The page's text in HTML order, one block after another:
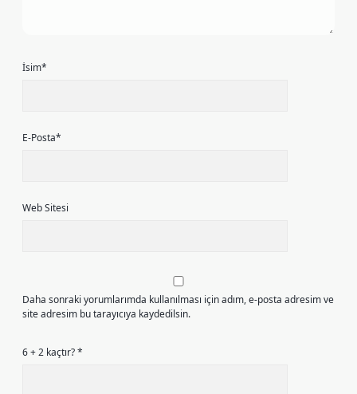
İsim*
E-Posta*
Web Sitesi
Daha sonraki yorumlarımda kullanılması için adım, e-posta adresim ve
site adresim bu tarayıcıya kaydedilsin.
6 + 2 kaçtır?*